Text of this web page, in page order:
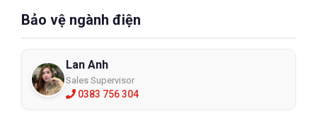
Bảo vệ ngành điện
Lan Anh
Sales Supervisor
0383 756 304